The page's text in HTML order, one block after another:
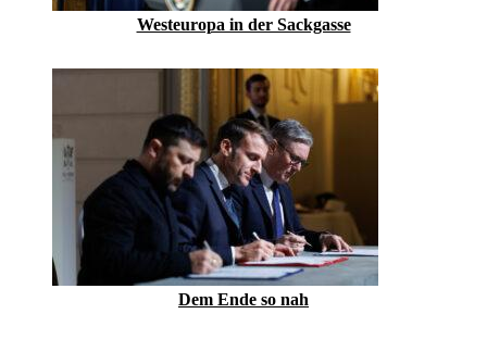
Westeuropa in der Sackgasse
Dem Ende so nah